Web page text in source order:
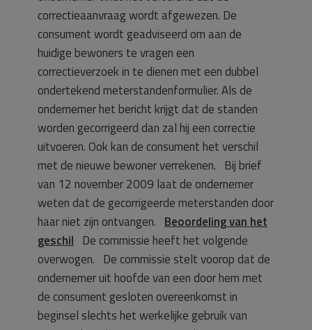
correctieaanvraag wordt afgewezen. De
consument wordt geadviseerd om aan de
huidige bewoners te vragen een
correctieverzoek in te dienen met een dubbel
ondertekend meterstandenformulier. Als de
ondernemer het bericht krijgt dat de standen
worden gecorrigeerd dan zal hij een correctie
uitvoeren. Ook kan de consument het verschil
met de nieuwe bewoner verrekenen. Bij brief
van 12 november 2009 laat de ondernemer
weten dat de gecorrigeerde meterstanden door
haar niet zijn ontvangen. Beoordeling van het
geschil De commissie heeft het volgende
overwogen. De commissie stelt voorop dat de
ondernemer uit hoofde van een door hem met
de consument gesloten overeenkomst in
beginsel slechts het werkelijke gebruik van